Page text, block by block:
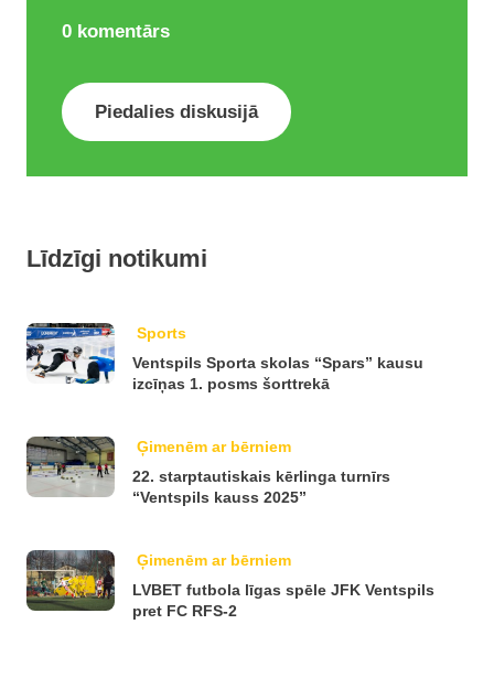
0 komentārs
Piedalies diskusijā
Līdzīgi notikumi
Sports
Ventspils Sporta skolas “Spars” kausu
izcīņas 1. posms šorttrekā
Ģimenēm ar bērniem
22. starptautiskais kērlinga turnīrs
“Ventspils kauss 2025”
Ģimenēm ar bērniem
LVBET futbola līgas spēle JFK Ventspils
pret FC RFS-2